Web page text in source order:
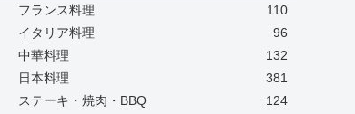
フランス料理
110
イタリア料理
96
中華料理
132
日本料理
381
ステーキ・焼肉・BBQ
124